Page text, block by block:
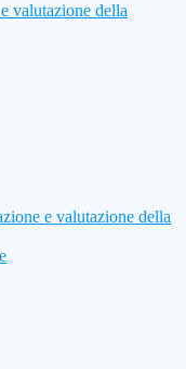
valutazione della
e valutazione della